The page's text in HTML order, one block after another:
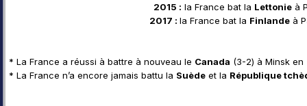
2015 : la France bat la Lettonieà
2017 : la France bat la Finlandeà
* La France a réussi à battre à nouveau le Canada (3-2) à Minsk en
* La France n’a encore jamais battu la Suède et la République